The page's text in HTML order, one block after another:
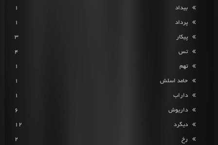
بیداد 1
پرداد 1
پیکار 3
تس 4
تهم 1
حامد اسلش 1
داراب 1
داریوش 6
دیگرد 12
رخ 2